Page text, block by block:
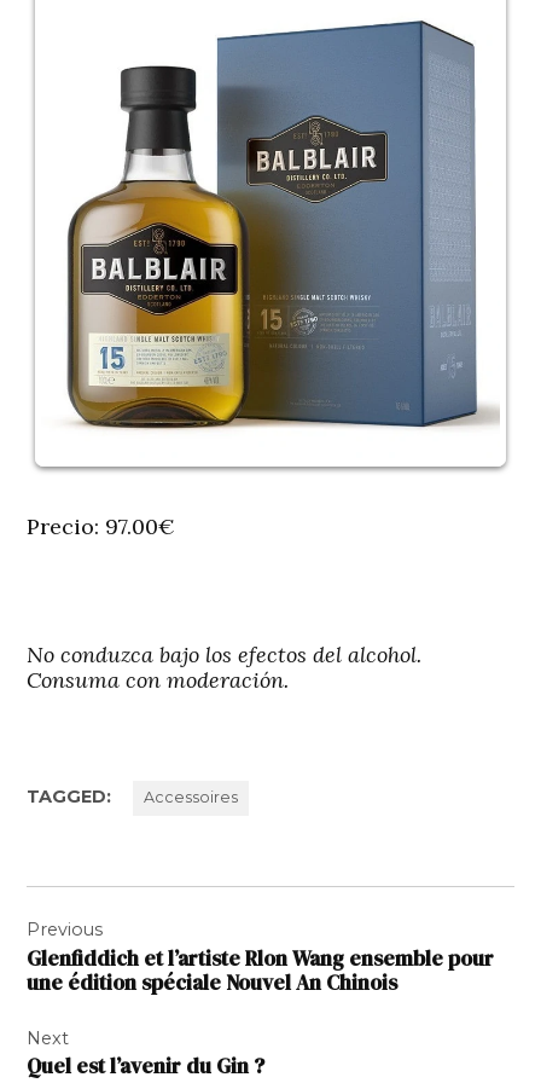
Precio: 97.00€
No conduzca bajo los efectos del alcohol.
Consuma con moderación.
TAGGED: Accessoires
de
l’article
Previous
Glenfiddich et l’artiste Rlon Wang ensemble pour
une édition spéciale Nouvel An Chinois
Next
Quel est l’avenir du Gin ?